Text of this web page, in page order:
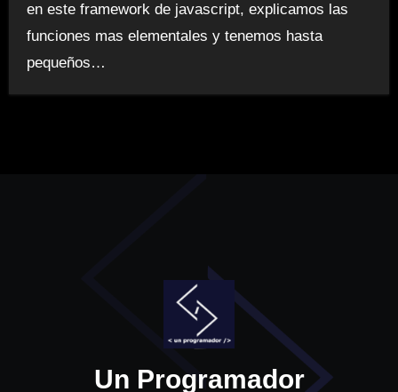
en este framework de javascript, explicamos las
funciones mas elementales y tenemos hasta
pequeños…
Un Programador